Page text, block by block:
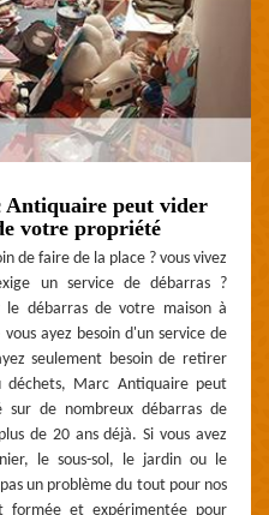
Antiquaire peut vider
votre propriété
de faire de la place ? vous vivez
un service de débarras ?
le débarras de votre maison à
ayez besoin d'un service de
seulement besoin de retirer
déchets, Marc Antiquaire peut
sur de nombreux débarras de
de 20 ans déjà. Si vous avez
le sous-sol, le jardin ou le
un problème du tout pour nos
formée et expérimentée pour